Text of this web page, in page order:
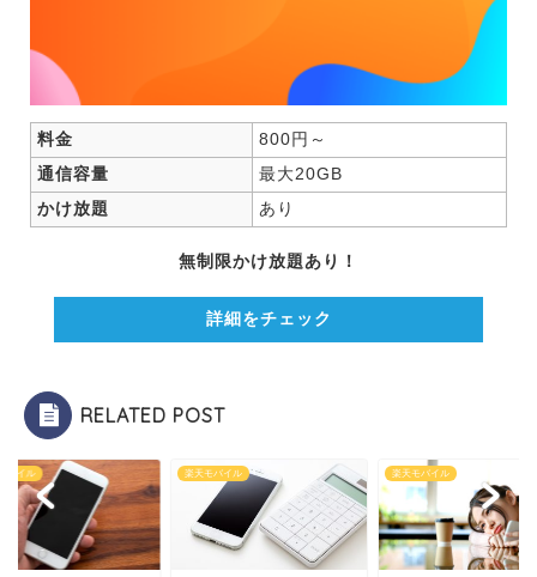
料金
800円～
通信容量
最大20GB
かけ放題
あり
無制限かけ放題あり！
詳細をチェック
RELATED POST
バイル 楽天モバイル 楽天モバイル
LINEモバイル
OCNモバイルONE
HISモバイル
iPhone
Android